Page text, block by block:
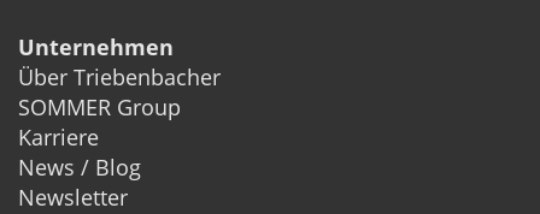
Unternehmen
Über Triebenbacher
SOMMER Group
Karriere
News / Blog
Newsletter